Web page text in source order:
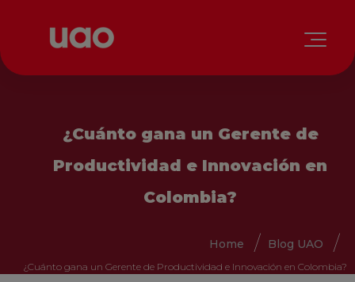
¿Cuánto gana un Gerente de
Productividad e Innovación en
Colombia?
Home Blog UAO
¿Cuánto gana un Gerente de Productividad e Innovación en Colombia?